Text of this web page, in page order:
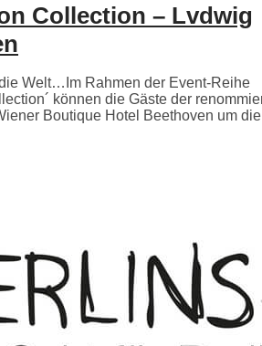
Collection – Lvdwig
Welt…Im Rahmen der Event-Reihe
können die Gäste der
Boutique Hotel Beethoven um die